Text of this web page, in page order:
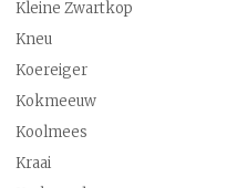
Kleine Zwartkop
Kneu
Koereiger
Kokmeeuw
Koolmees
Kraai